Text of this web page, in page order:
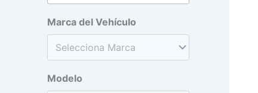
Marca del Vehículo
Modelo